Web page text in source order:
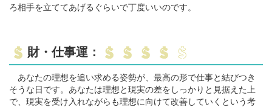
ろ相手を立ててあげるぐらいで丁度いいのです。
財・仕事運：
あなたの理想を追い求める姿勢が、最高の形で仕事と結びつき
そうな日です。あなたは理想と現実の差をしっかりと見据えた上
で、現実を受け入れながらも理想に向けて改善していくという考